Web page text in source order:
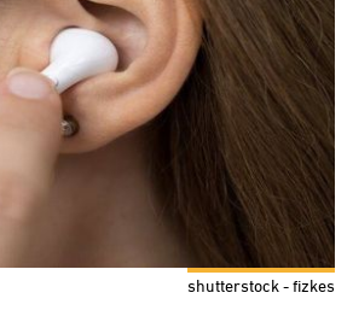
shutterstock - fizkes